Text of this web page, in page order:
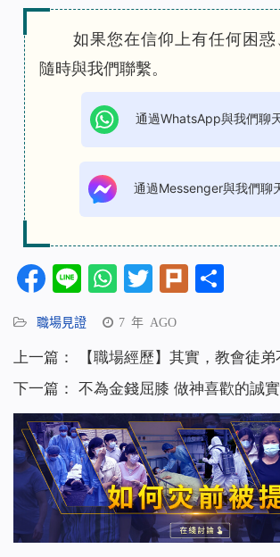
如果您在信仰上有任何困
隨時與我們聯繫。
通過WhatsApp與我們聊
通過Messenger與我們聊
Facebook
LineWhatsApp
Twitter
Plurk
職場見證 7 年 AGO
上一篇：
【職場經歷】其實，教會徒
下一篇： 不為金錢屈膝 做神喜歡的誠